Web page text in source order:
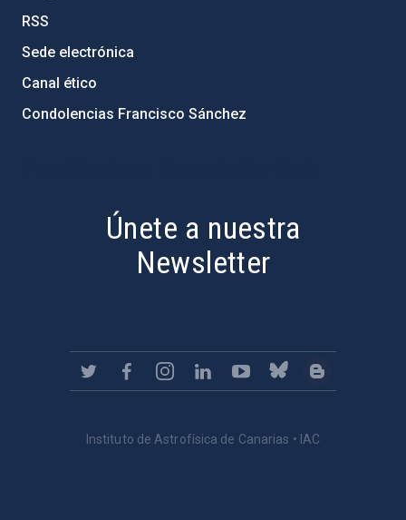
RSS
Sede electrónica
Canal ético
Condolencias Francisco Sánchez
Únete a nuestra
Newsletter
Instituto de Astrofísica de Canarias • IAC